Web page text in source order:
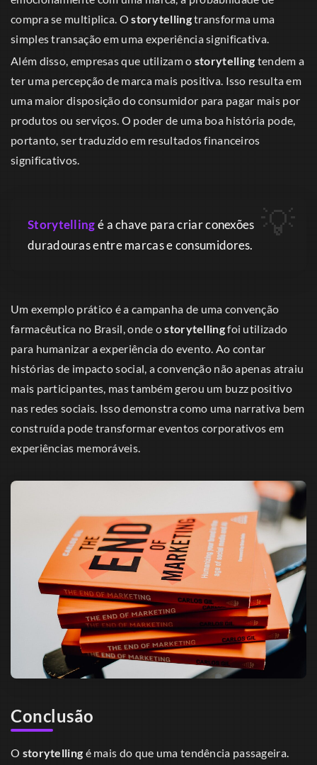
compra se multiplica. Ostorytellingtransforma uma
simples transação em uma experiência significativa.
Além disso, empresas que utilizam o storytelling tendem a
ter uma percepção de marca mais positiva. Isso resulta em
uma maior disposição do consumidor para pagar mais por
produtos ou serviços. O poder de uma boa história pode,
portanto, ser traduzido em resultados financeiros
significativos.
Storytellingé a chave para criar conexões
duradouras entre marcas e consumidores.
Um exemplo prático é a campanha de uma convenção
farmacêutica no Brasil, onde ostorytellingfoi utilizado
para humanizar a experiência do evento. Ao contar
histórias de impacto social, a convenção não apenas atraiu
mais participantes, mas também gerou um buzz positivo
nas redes sociais. Isso demonstra como uma narrativa bem
construída pode transformar eventos corporativos em
experiências memoráveis.
Conclusão
O storytelling é mais do que uma tendência passageira.